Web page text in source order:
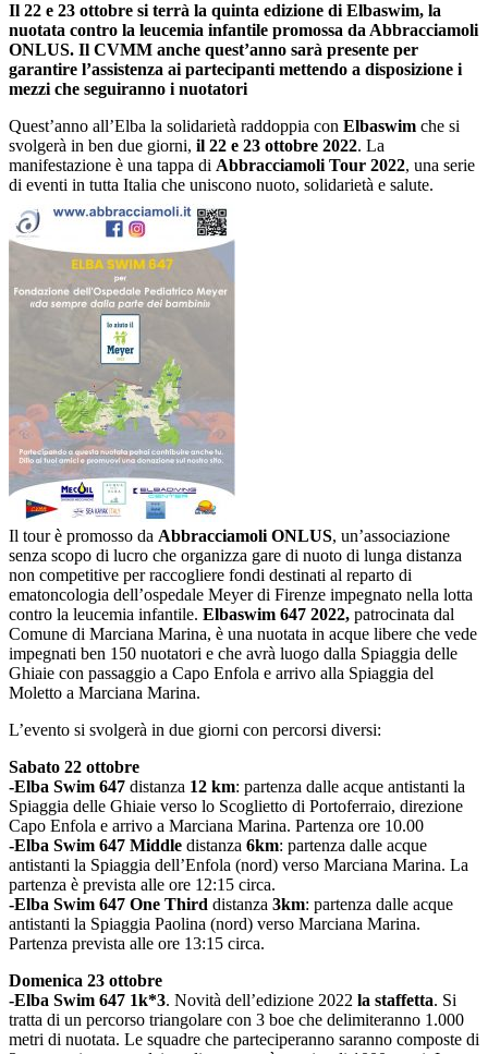
Il 22 e 23 ottobre si terrà la quinta edizione di Elbaswim, la
nuotata contro la leucemia infantile promossa da Abbracciamoli
ONLUS. Il CVMM anche quest’anno sarà presente per
garantire l’assistenza ai partecipanti mettendo a disposizione i
mezzi che seguiranno i nuotatori
Quest’anno all’Elba la solidarietà raddoppia con Elbaswim che si
svolgerà in ben due giorni, il 22 e 23 ottobre 2022. La
manifestazione è una tappa di Abbracciamoli Tour 2022, una serie
di eventi in tutta Italia che uniscono nuoto, solidarietà e salute.
Il tour è promosso da Abbracciamoli ONLUS, un’associazione
senza scopo di lucro che organizza gare di nuoto di lunga distanza
non competitive per raccogliere fondi destinati al reparto di
ematoncologia dell’ospedale Meyer di Firenze impegnato nella lotta
contro la leucemia infantile. Elbaswim 647 2022, patrocinata dal
Comune di Marciana Marina, è una nuotata in acque libere che vede
impegnati ben 150 nuotatori e che avrà luogo dalla Spiaggia delle
Ghiaie con passaggio a Capo Enfola e arrivo alla Spiaggia del
Moletto a Marciana Marina.
L’evento si svolgerà in due giorni con percorsi diversi:
Sabato 22 ottobre
-Elba Swim 647 distanza 12 km: partenza dalle acque antistanti la
Spiaggia delle Ghiaie verso lo Scoglietto di Portoferraio, direzione
Capo Enfola e arrivo a Marciana Marina. Partenza ore 10.00
-Elba Swim 647 Middle distanza 6km: partenza dalle acque
antistanti la Spiaggia dell’Enfola (nord) verso Marciana Marina. La
partenza è prevista alle ore 12:15 circa.
-Elba Swim 647 One Third distanza 3km: partenza dalle acque
antistanti la Spiaggia Paolina (nord) verso Marciana Marina.
Partenza prevista alle ore 13:15 circa.
Domenica 23 ottobre
-Elba Swim 647 1k*3. Novità dell’edizione 2022 la staffetta. Si
tratta di un percorso triangolare con 3 boe che delimiteranno 1.000
metri di nuotata. Le squadre che parteciperanno saranno composte di